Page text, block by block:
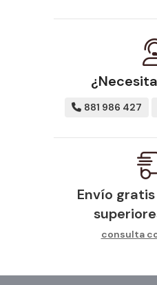
881 986 427
Envío
consulta